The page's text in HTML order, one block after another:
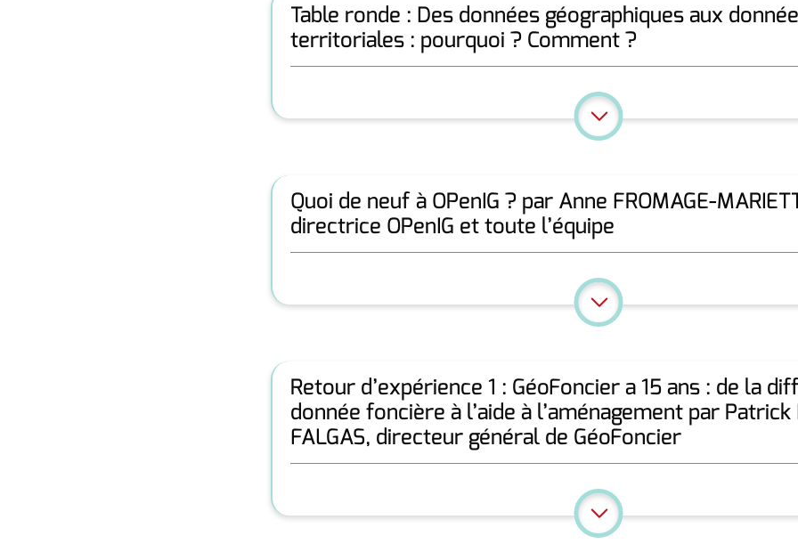
Table ronde : Des données géographiques aux
territoriales : pourquoi ? Comment ?
Quoi de neuf à OPenIG ? par Anne FROMAGE-
directrice OPenIG et toute l’équipe
Retour d’expérience 1 : GéoFoncier a 15 ans : de la
donnée foncière à l’aide à l’aménagement par Patrick
FALGAS, directeur général de GéoFoncier